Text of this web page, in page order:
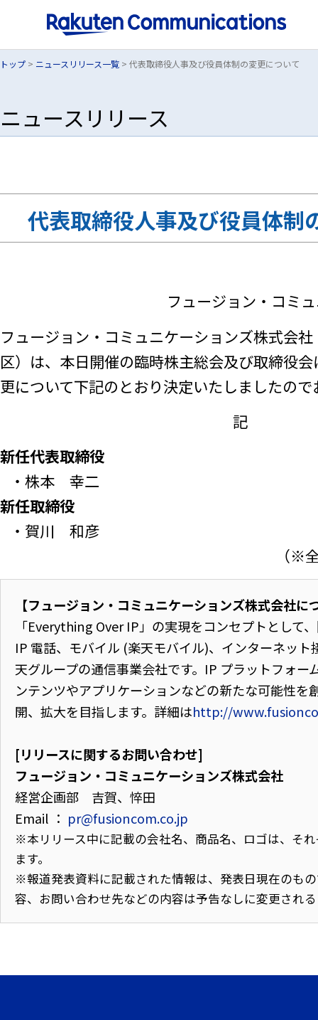
トップ > ニュースリリース一覧 > 代表取締役人事及び役員体制の変更について
ニュースリリース
代表取締役人事及び役員体制
フュージョン・コミ
フュージョン・コミュニケーションズ株式会
区）は、本日開催の臨時株主総会及び取締役
更について下記のとおり決定いたしましたの
記
新任代表取締役
・株本 幸二
新任取締役
・賀川 和彦
（※
【フュージョン・コミュニケーションズ株式会社に
「Everything Over IP」の実現をコンセプトとして
IP 電話、モバイル (楽天モバイル)、インターネッ
天グループの通信事業会社です。IP プラットフォー
ンテンツやアプリケーションなどの新たな可能性を
開、拡大を目指します。詳細はhttp://
[リリースに関するお問い合わせ]
フュージョン・コミュニケーションズ株式会社
経営企画部 吉賀、悴田
Email ： pr@fusioncom.co.jp
※本リリース中に記載の会社名、商品名、ロゴは、そ
ます。
※報道発表資料に記載された情報は、発表日現在のも
容、お問い合わせ先などの内容は予告なしに変更され